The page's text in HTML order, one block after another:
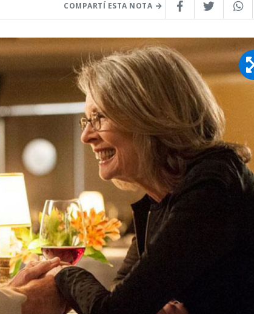
COMPARTÍ ESTA NOTA